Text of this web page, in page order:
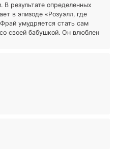
В результате определенных
в эпизоде «Розуэлл, где
умудряется стать сам
своей бабушкой. Он влюблен